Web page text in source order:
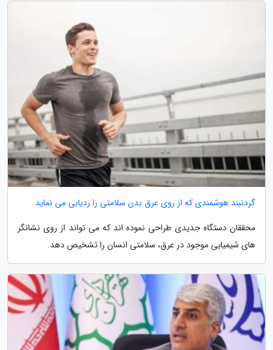
گردنبند هوشمندی که از روی عرق بدن سلامتی را ردیابی می نماید
محققان دستگاه جدیدی طراحی نموده اند که می تواند از روی نشانگر
های شیمیایی موجود در عرق، سلامتی انسان را تشخیص دهد.